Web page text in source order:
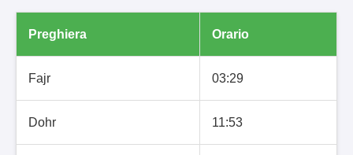
Preghiera Orario
Fajr 03:29
Dohr 11:53